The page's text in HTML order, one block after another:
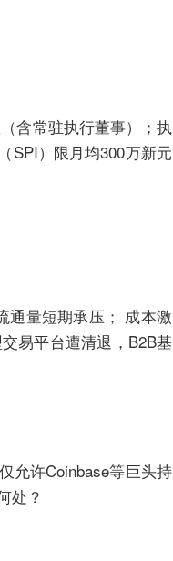
含常驻执行董事）；执
SPI）限月均300万新元
通量短期承压； 成本激
易平台遭清退，B2B基
允许Coinbase等巨头持
处？